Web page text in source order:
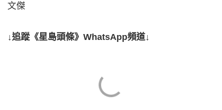
文傑
↓追蹤《星島頭條》WhatsApp頻道↓